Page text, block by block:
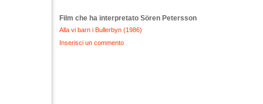
Film che ha interpretato Sören Petersson
Alla vi barn i Bullerbyn (1986)
Inserisci un commento